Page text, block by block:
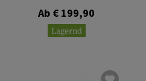
Ab € 199,90
Lagernd